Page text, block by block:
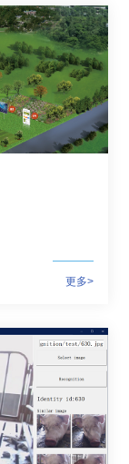
更多>